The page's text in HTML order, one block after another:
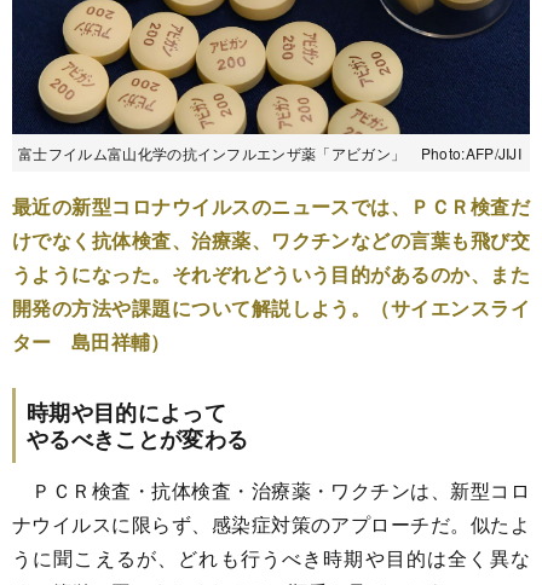
富士フイルム富山化学の抗インフルエンザ薬「アビガン」 Photo:AFP/JIJI
最近の新型コロナウイルスのニュースでは、ＰＣＲ検査だ
けでなく抗体検査、治療薬、ワクチンなどの言葉も飛び交
うようになった。それぞれどういう目的があるのか、また
開発の方法や課題について解説しよう。（サイエンスライ
ター 島田祥輔）
時期や目的によって
やるべきことが変わる
ＰＣＲ検査・抗体検査・治療薬・ワクチンは、新型コロ
ナウイルスに限らず、感染症対策のアプローチだ。似たよ
うに聞こえるが、どれも行うべき時期や目的は全く異な